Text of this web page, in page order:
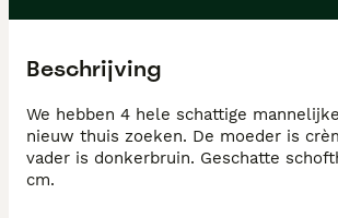
Beschrijving
We hebben 4 hele schattige
nieuw thuis zoeken. De moeder is
vader is donkerbruin. Geschatte
cm.